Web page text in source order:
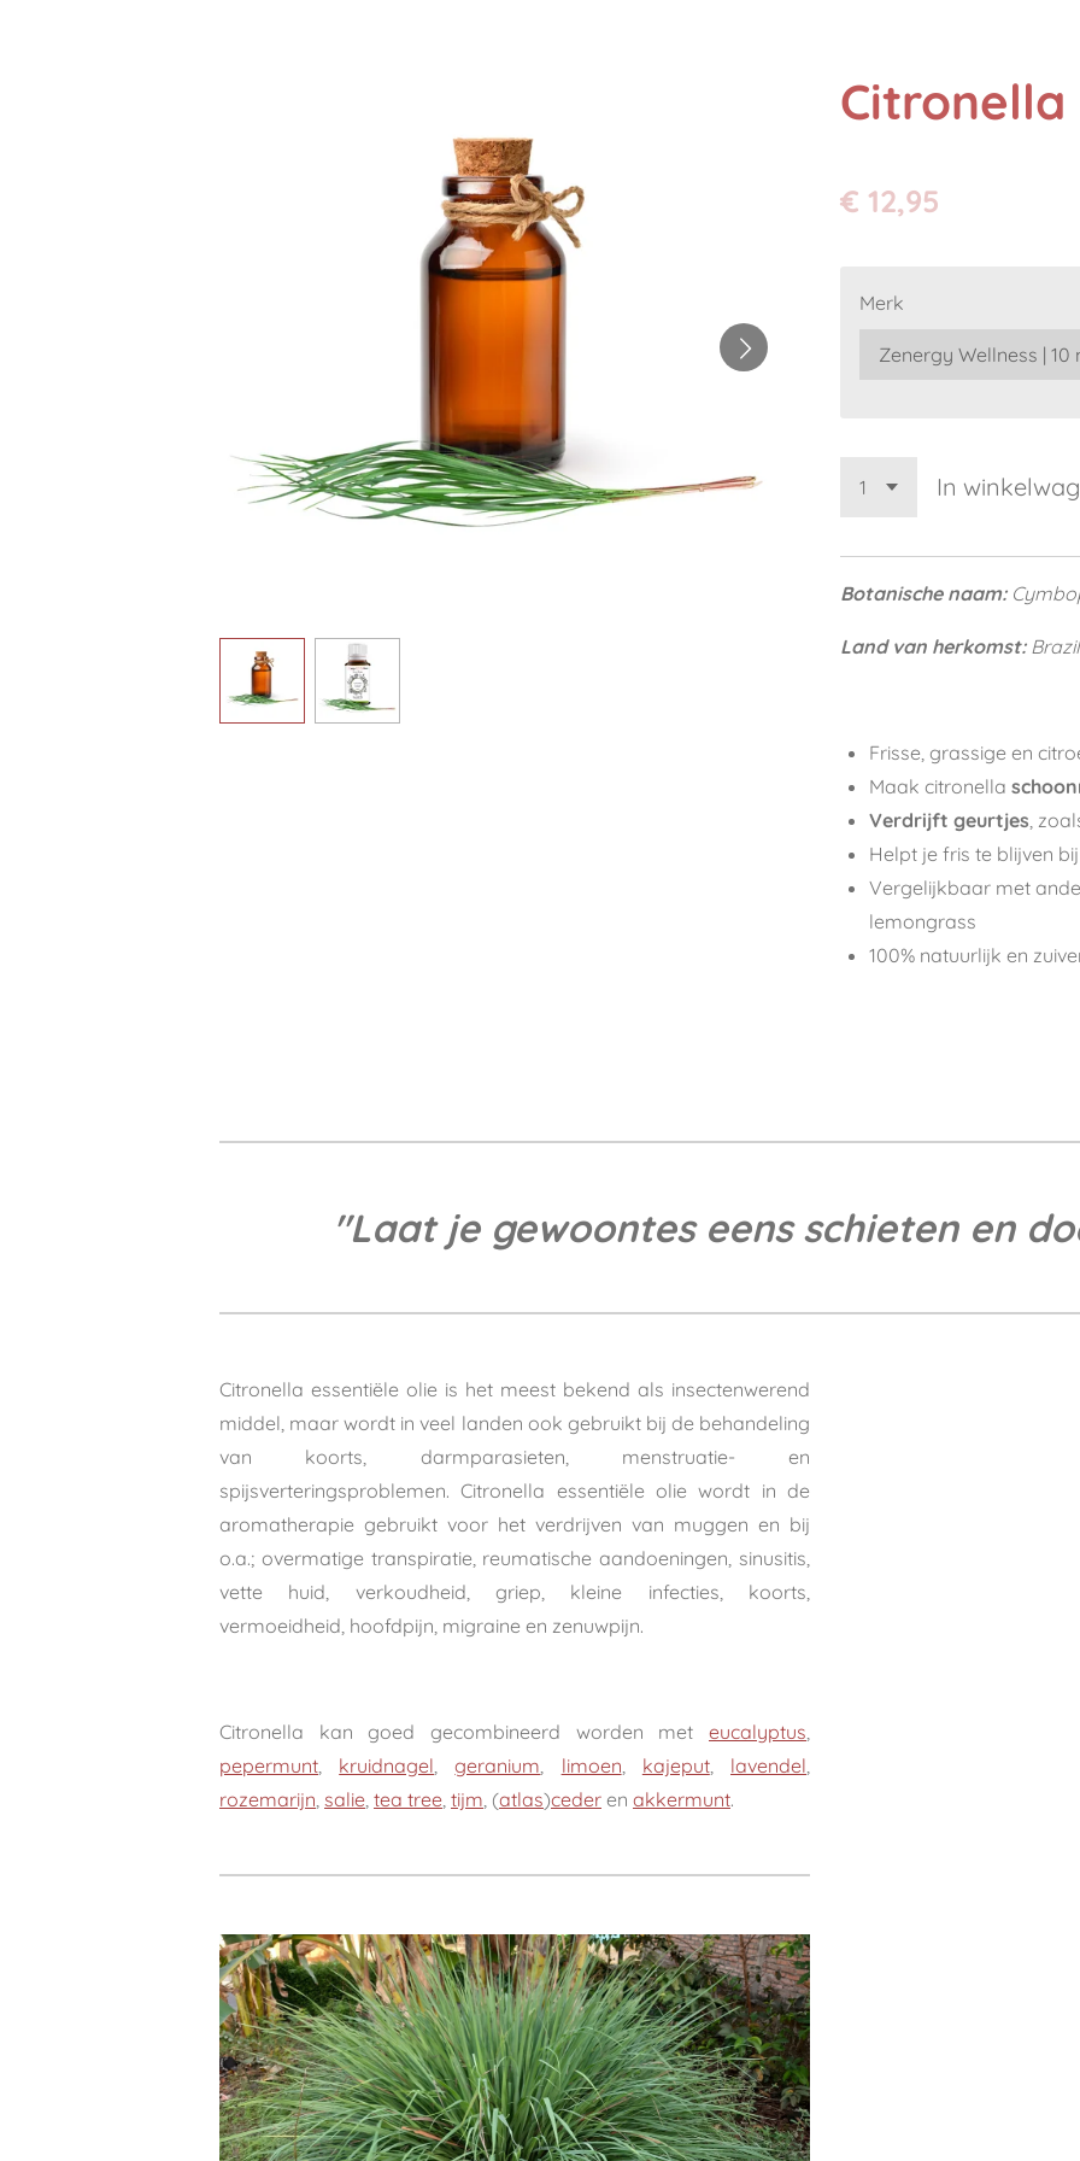
Citronella
€ 12,95
Merk
In
Botanische naam:
Land van herkomst:
Frisse, grassige en
Maak citronella
Verdrijft geurtjes ,
Helpt je fris te blijven
Vergelijkbaar met
lemongrass
100% natuurlijk en
"Laat je gewoontes eens schieten en
Citronella essentiële olie is het meest bekend als insectenwerend
middel, maar wordt in veel landen ook gebruikt bij de behandeling
van koorts, darmparasieten, menstruatie- en
spijsverteringsproblemen. Citronella essentiële olie wordt in de
aromatherapie gebruikt voor het verdrijven van muggen en bij
o.a.; overmatige transpiratie, reumatische aandoeningen, sinusitis,
vette huid, verkoudheid, griep, kleine infecties, koorts,
vermoeidheid, hoofdpijn, migraine en zenuwpijn.
Citronella kan goed gecombineerd worden met eucalyptus
pepermunt
kruidnagel ,geranium limoen kajeput, lavendel
rozemarijn salie tea tree tijm , (atlas)ceder en akkermunt.